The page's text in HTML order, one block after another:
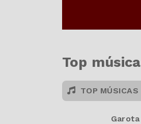
Top
TOP MÚSICAS